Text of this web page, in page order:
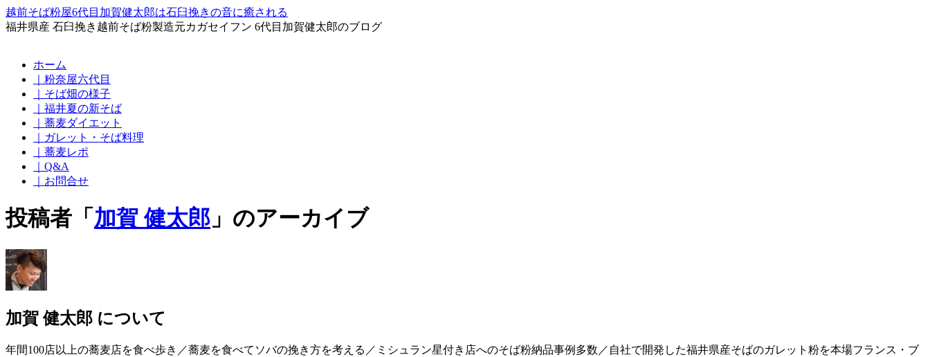
越前そば粉屋6代目加賀健太郎は石臼挽きの音に癒される
福井県産 石臼挽き越前そば粉製造元カガセイフン 6代目加賀健太郎のブログ
ホーム
｜粉奈屋六代目
｜そば畑の様子
｜福井夏の新そば
｜蕎麦ダイエット
｜ガレット・そば料理
｜蕎麦レポ
｜Q&A
｜お問合せ
投稿者「 加賀 健太郎 」のアーカイブ
加賀 健太郎 について
年間100店以上の蕎麦店を食べ歩き／蕎麦を食べてソバの挽き方を考える／ミシュラン星付き店へのそば粉納品事例多数／自社で開発した福井県産そばのガレット粉を本場フランス・ブ